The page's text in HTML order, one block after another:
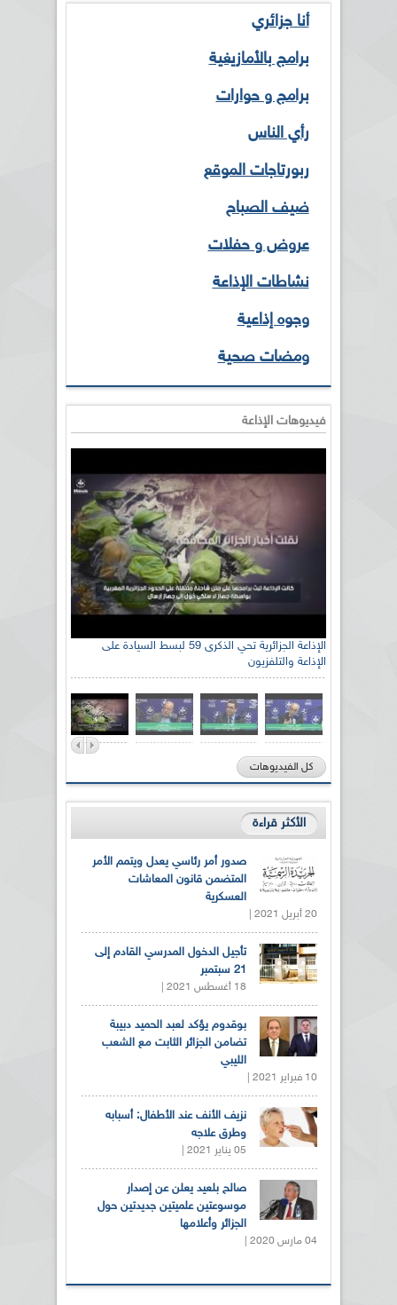
أنا جزائري
برامج بالأمازيغية
برامج و حوارات
رأي الناس
ربورتاجات الموقع
ضيف الصباح
عروض و حفلات
نشاطات الإذاعة
وجوه إذاعية
ومضات صحية
فيديوهات الإذاعة
الإذاعة الجزائرية تحي الذكرى 59 لبسط السيادة على
الإذاعة والتلفزيون
كل الفيديوهات
الأكثر قراءة
صدور أمر رئاسي يعدل ويتمم الأمر
المتضمن قانون المعاشات
العسكرية
20 أبريل 2021 |
تأجيل الدخول المدرسي القادم إلى
21 سبتمبر
18 أغسطس 2021 |
بوقدوم يؤكد لعبد الحميد دبيبة
تضامن الجزائر الثابت مع الشعب
الليبي
10 فبراير 2021 |
نزيف الأنف عند الأطفال: أسبابه
وطرق علاجه
05 يناير 2021 |
صالح بلعيد يعلن عن إصدار
موسوعتين علميتين جديدتين حول
الجزائر وأعلامها
04 مارس 2020 |